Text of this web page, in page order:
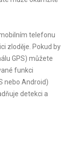
telefonu
zloděje. Pokud by
GPS) můžete
funkci
nebo Android)
detekci a